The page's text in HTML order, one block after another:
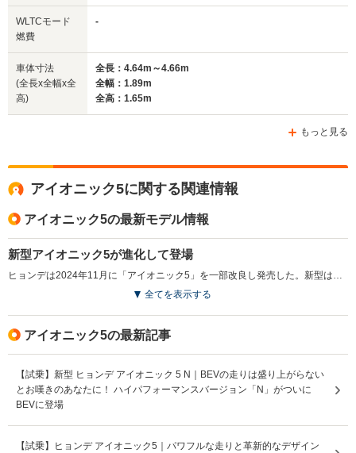
サイズ
(全長x全幅x全高)
WLTCモード
燃費
排気量
駆動方式
-
FF
-
FF
-
FF
WLTCモード
燃費
-
車体寸法
(全長x全幅x全
高)
全長：4.64m～4.66m
全幅：1.89m
全高：1.65m
もっと見る
アイオニック5に関する関連情報
アイオニック5の最新モデル情報
新型アイオニック5が進化して登場
ヒョンデは2024年11月に「アイオニック5」を一部改良し発売した。新型はバッテリー容量を84kWhに増大し、WLTCモードでの一充電走行距離が703kmに達した。また、次世代800V電源システムを採用し、充電効率も向上。外観はユニークなデザインを維持しながら、顧客のフィードバックを反映した改良が施されている。新機能として、エグゼクティブシートをオプション設定し、後席の快適性を高めた。さらに、ドライブモードには「MY DRIVE」が追加され、運転体験の多様性も向上した。安全機能として、ビルトインカメラによるドライブレコーダーや、ARナビゲーション機能も搭載され、より直感的な操作が可能となっている。（2024.11）
全てを表示する
アイオニック5の最新記事
【試乗】新型 ヒョンデ アイオニック 5 N｜BEVの走りは盛り上がらない
とお嘆きのあなたに！ ハイパフォーマンスバージョン「N」がついに
BEVに登場
【試乗】ヒョンデ アイオニック5｜パワフルな走りと革新的なデザイン